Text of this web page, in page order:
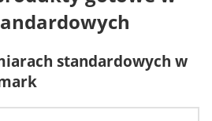
standardowych w